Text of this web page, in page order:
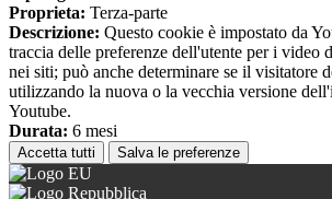
Proprieta: Terza-parte
Descrizione: Questo cookie è impostato da
traccia delle preferenze dell'utente per i video
nei siti; può anche determinare se il visitatore
utilizzando la nuova o la vecchia versione
Youtube.
Durata: 6 mesi
Accetta tutti Salva le preferenze